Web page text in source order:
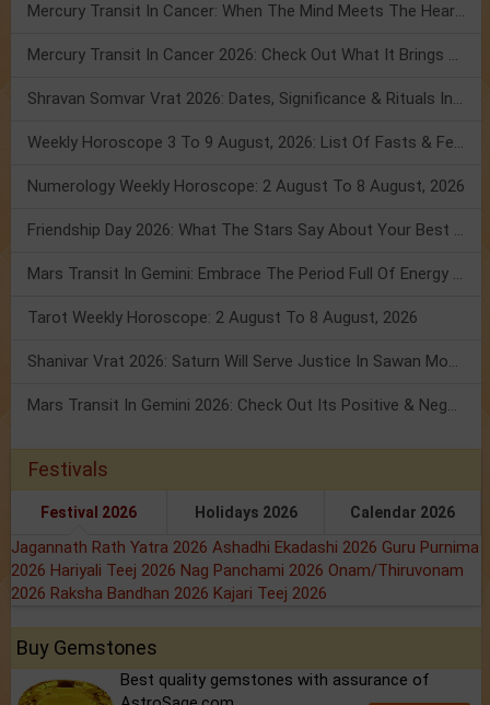
Mercury Transit In Cancer: When The Mind Meets The Heart!
Mercury Transit In Cancer 2026: Check Out What It Brings For You
Shravan Somvar Vrat 2026: Dates, Significance & Rituals In August
Weekly Horoscope 3 To 9 August, 2026: List Of Fasts & Festivals
Numerology Weekly Horoscope: 2 August To 8 August, 2026
Friendship Day 2026: What The Stars Say About Your Best Friend!
Mars Transit In Gemini: Embrace The Period Full Of Energy & Intelligence
Tarot Weekly Horoscope: 2 August To 8 August, 2026
Shanivar Vrat 2026: Saturn Will Serve Justice In Sawan Month!
Mars Transit In Gemini 2026: Check Out Its Positive & Negative Impact
Festivals
Festival 2026 Holidays 2026 Calendar 2026
Jagannath Rath Yatra 2026 Ashadhi Ekadashi 2026 Guru Purnima
2026 Hariyali Teej 2026 Nag Panchami 2026 Onam/Thiruvonam
2026 Raksha Bandhan 2026 Kajari Teej 2026
Buy Gemstones
Best quality gemstones with assurance of